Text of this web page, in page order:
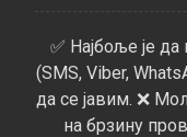
✅ Најбоље је
(SMS, Viber,
да се јавим. ❌
на брзину